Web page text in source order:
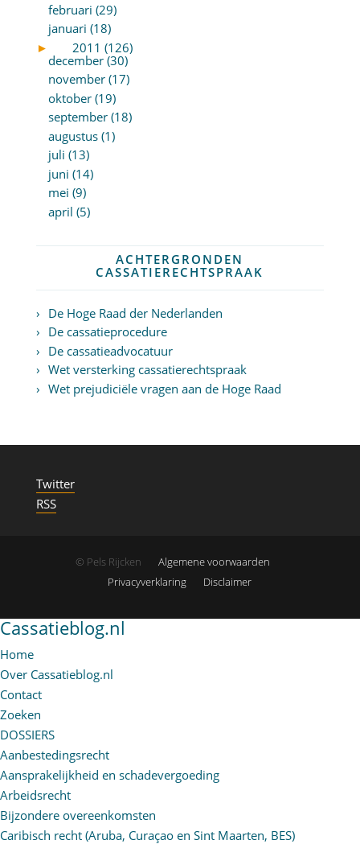
februari (29)
januari (18)
►
2011 (126)
december (30)
november (17)
oktober (19)
september (18)
augustus (1)
juli (13)
juni (14)
mei (9)
april (5)
ACHTERGRONDEN
CASSATIERECHTSPRAAK
De Hoge Raad der Nederlanden
De cassatieprocedure
De cassatieadvocatuur
Wet versterking cassatierechtspraak
Wet prejudiciële vragen aan de Hoge Raad
Twitter
RSS
© Pels Rijcken
Algemene voorwaarden
Privacyverklaring
Disclaimer
Cassatieblog.nl
Home
Over Cassatieblog.nl
Contact
Zoeken
DOSSIERS
Aanbestedingsrecht
Aansprakelijkheid en schadevergoeding
Arbeidsrecht
Bijzondere overeenkomsten
Caribisch recht (Aruba, Curaçao en Sint Maarten, BES)